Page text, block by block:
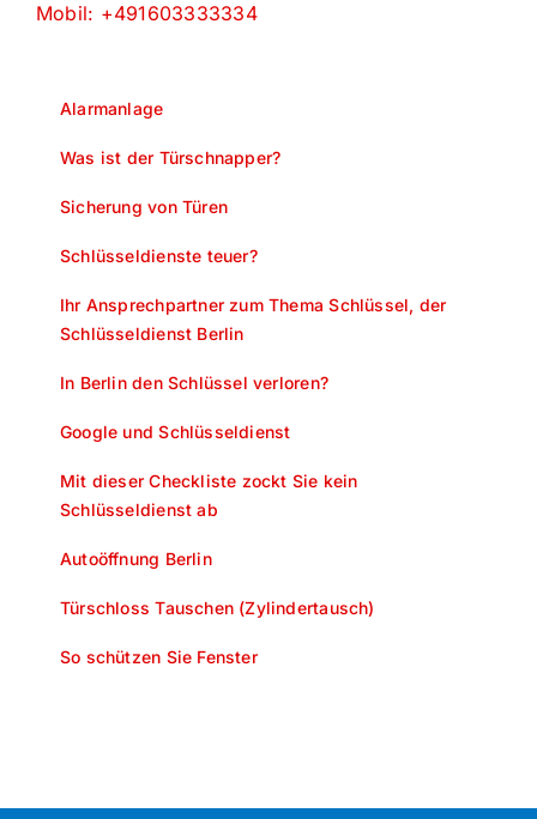
Mobil: +491603333334
Alarmanlage
Was ist der Türschnapper?
Sicherung von Türen
Schlüsseldienste teuer?
Ihr Ansprechpartner zum Thema Schlüssel, der
Schlüsseldienst Berlin
In Berlin den Schlüssel verloren?
Google und Schlüsseldienst
Mit dieser Checkliste zockt Sie kein
Schlüsseldienst ab
Autoöffnung Berlin
Türschloss Tauschen (Zylindertausch)
So schützen Sie Fenster